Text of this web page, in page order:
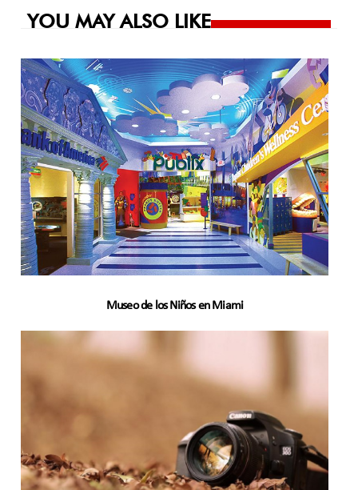
YOU MAY ALSO LIKE
Museo de los Niños en Miami